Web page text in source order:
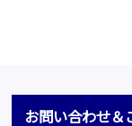
お問い合わせ＆